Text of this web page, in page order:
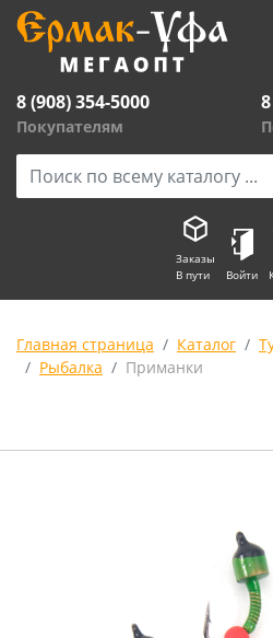
8 (908) 354-5000
Покупателям
Заказы
В пути
Войти
Главная страница Каталог
Рыбалка
Приманки